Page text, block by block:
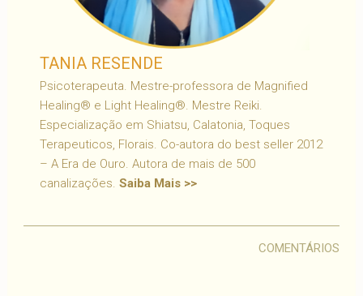
TANIA RESENDE
Psicoterapeuta. Mestre-professora de Magnified
Healing® e Light Healing®. Mestre Reiki.
Especialização em Shiatsu, Calatonia, Toques
Terapeuticos, Florais. Co-autora do best seller 2012
– A Era de Ouro. Autora de mais de 500
canalizações. Saiba Mais >>
COMENTÁRIOS